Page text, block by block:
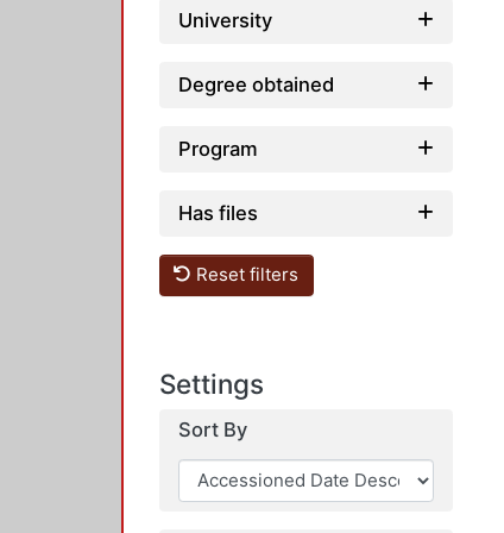
University
Degree obtained
Program
Has files
Reset filters
Settings
Sort By